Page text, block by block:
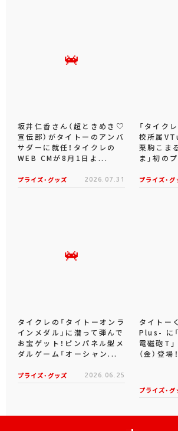
坂井仁香さん（超ときめき♡
宣伝部）がタイトーのアンバ
サダーに就任！タイクレの
WEB CMが8月1日よ...
プライズ・グッズ 2026.07.31
「タイク
校所属
栗駒こま
ま」初の
プライズ・グ
タイクレの「タイトーオンラ
インメダル」に潜って弾んで
お宝ゲット！ピンパネル型メ
ダルゲーム「オーシャン...
プライズ・グッズ 2026.06.25
タイトー
Plus- に
電磁砲T
（金）登場！
プライズ・グ